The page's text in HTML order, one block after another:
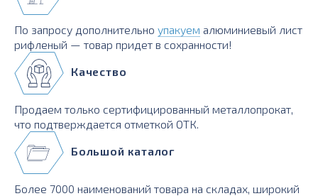
По запросу дополнительно упакуем алюминиевый лист
рифленый — товар придет в сохранности!
Качество
Продаем только сертифицированный металлопрокат,
что подтверждается отметкой ОТК.
Большой каталог
Более 7000 наименований товара на складах, широкий